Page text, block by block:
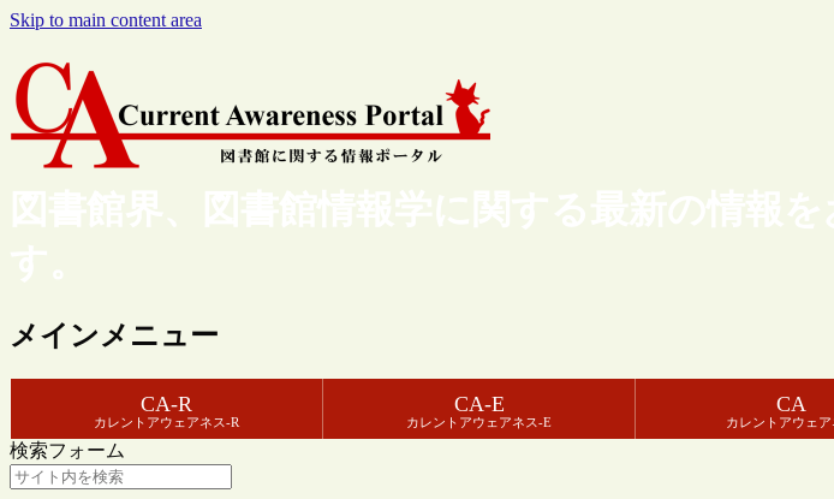
Skip to main content area
図書館界、図書館情報学に関する最新の情報
す。
メインメニュー
CA-R
カレントアウェアネス-R
CA-E
カレントアウェアネス-E
CA
カレントアウェア
検索フォーム